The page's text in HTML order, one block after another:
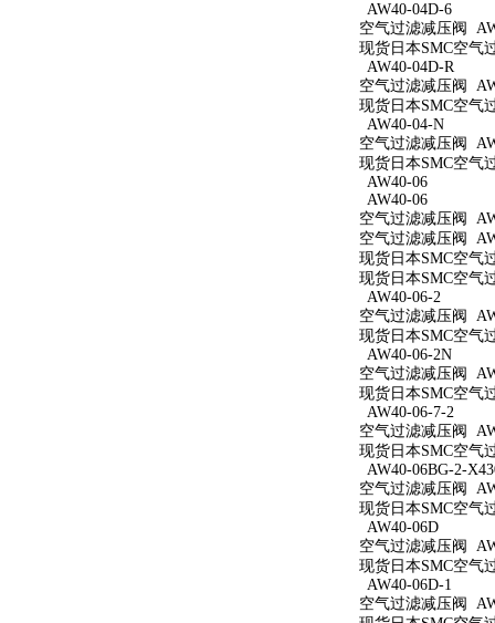
AW40-04D-6
空气过滤减压阀
现货日本SMC空气
AW40-04D-R
空气过滤减压阀
现货日本SMC空气
AW40-04-N
空气过滤减压阀
现货日本SMC空气
AW40-06
AW40-06
空气过滤减压阀
空气过滤减压阀
现货日本SMC空气
现货日本SMC空气
AW40-06-2
空气过滤减压阀
现货日本SMC空气
AW40-06-2N
空气过滤减压阀
现货日本SMC空气
AW40-06-7-2
空气过滤减压阀
现货日本SMC空气
AW40-06BG-2-
空气过滤减压阀
现货日本SMC空气
AW40-06D
空气过滤减压阀
现货日本SMC空气
AW40-06D-1
空气过滤减压阀